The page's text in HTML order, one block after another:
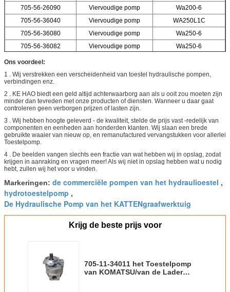
705-56-26090
Viervoudige pomp
Wa200-6
705-56-36040
Viervoudige pomp
WA250L1C
705-56-36080
Viervoudige pomp
Wa250-6
705-56-36082
Viervoudige pomp Wa250-6
Ons voordeel:
1 . Wij verstrekken een verscheidenheid van toestel hydraulische pompen,
verbindingen enz.
2 . KE HAO biedt een geld altijd achterwaarborg aan als u ooit zou moeten zijn
minder dan tevreden met onze producten of diensten. Wanneer u daar gaat
controleren geen verborgen prijzen of lasten zijn.
3 . Wij hebben hoogte geleverd - de kwaliteit, stelde de prijs vast -redelijk van
componenten en eenheden aan honderden klanten. Wij slaan een brede
gebruikte waaier van nieuw op, en remanufactured vervangstukken voor allerlei
Toestelpomp.
4 . De beelden vangen slechts een fractie van wat hebben wij in opslag, zodat
krijgen in aanraking en vragen meer! Als wij niet in opslag hebben wat u nodig
hebt, zullen wij het voor u vinden.
Markeringen: de commerciële pompen van het hydraulioestel ,
hydrotoestelpomp ,
De Hydraulische Pomp van het KATTENgraafwerktuig
Krijg de beste prijs voor
705-11-34011 het Toestelpomp
van KOMATSU/van de Lader